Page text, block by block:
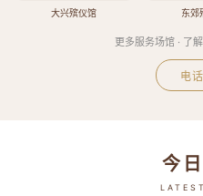
大兴殡仪馆 东郊
更多服务场馆 · 了
电
今